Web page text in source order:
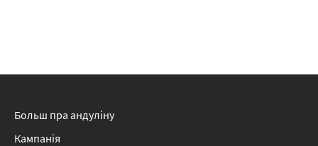
Больш пра андуліну
Кампанія